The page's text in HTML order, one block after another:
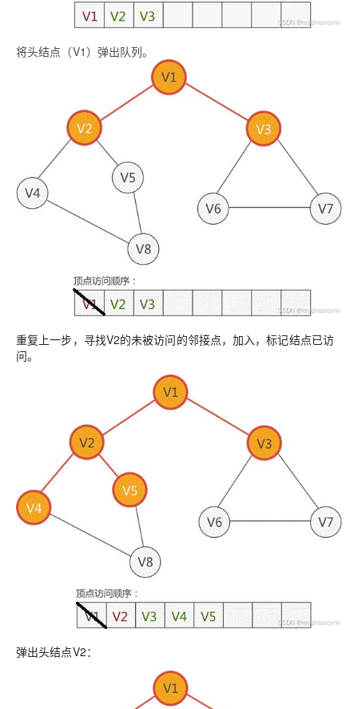
将头结点（V1）弹出队列。
重复上一步，寻找V2的未被访问的邻接点，加入，标记结点已访
问。
弹出头结点V2：